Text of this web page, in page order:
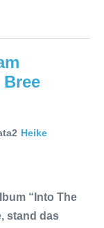
Bree
Heike
“Into The
stand das